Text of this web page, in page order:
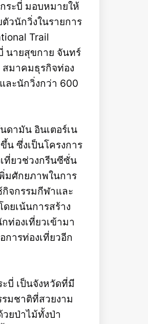
ระบี่ มอบหมายให้
วนักวิ่งในรายการ
Trail
นายสุขกาย จันทร์
สมาคมธุรกิจท่อง
ละนักวิ่งกว่า 600
ดามัน อินเตอร์เน
น ซึ่งเป็นโครงการ
ที่ยวช่วงกรีนซีซั่น
มศักยภาพในการ
กิจกรรมกีฬาและ
ยเน้นการสร้าง
ท่องเที่ยวเข้ามา
การท่องเที่ยวอีก
บี่ เป็นจังหวัดที่มี
มชาติที่สวยงาม
ยป่าไม้ทั้งป่า